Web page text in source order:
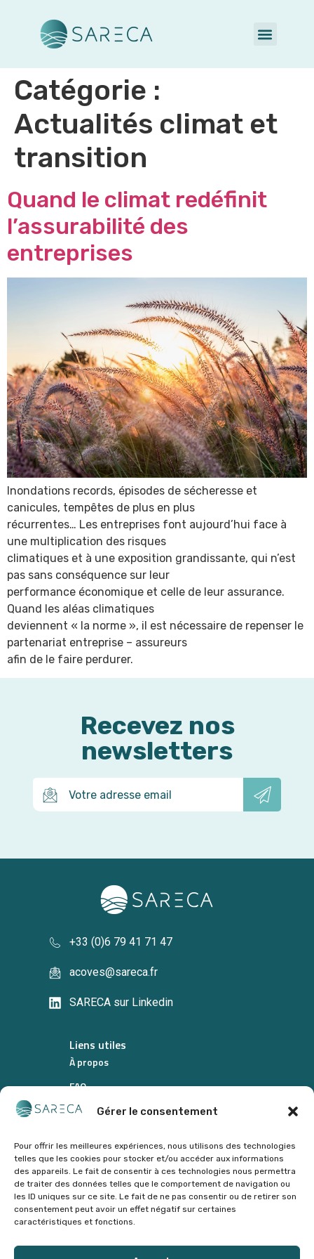
Gérer le consentement
Pour offrir les meilleures expériences, nous utilisons des technologies
telles que les cookies pour stocker et/ou accéder aux informations
des appareils. Le fait de consentir à ces technologies nous permettra
de traiter des données telles que le comportement de navigation ou
les ID uniques sur ce site. Le fait de ne pas consentir ou de retirer son
consentement peut avoir un effet négatif sur certaines
caractéristiques et fonctions.
Catégorie :
Actualités climat et
transition
Quand le climat redéfinit
l’assurabilité des
entreprises
Inondations records, épisodes de sécheresse et
canicules, tempêtes de plus en plus
récurrentes… Les entreprises font aujourd’hui face à
une multiplication des risques
climatiques et à une exposition grandissante, qui n’est
pas sans conséquence sur leur
performance économique et celle de leur assurance.
Quand les aléas climatiques
deviennent « la norme », il est nécessaire de repenser le
partenariat entreprise – assureurs
afin de le faire perdurer.
Recevez nos
newsletters
+33 (0)6 79 41 71 47
acoves@sareca.fr
SARECA sur Linkedin
Liens utiles
À propos
FAQ
Contactez-nous
Informations légales
Mentions légales
Politique de cookies (UE)
Gérer le consentement
SARECA